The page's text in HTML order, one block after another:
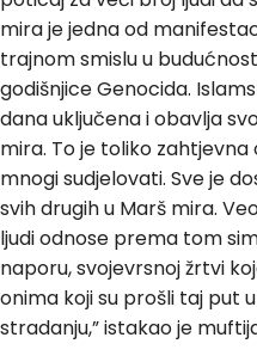
mira je jedna od
trajnom smislu u
godišnjice Genocida.
dana uključena i obavlja
mira. To je toliko
mnogi sudjelovati. Sve je
svih drugih u Marš mira.
ljudi odnose prema tom
naporu, svojevrsnoj žrtvi
onima koji su prošli taj put
stradanju,” istakao je